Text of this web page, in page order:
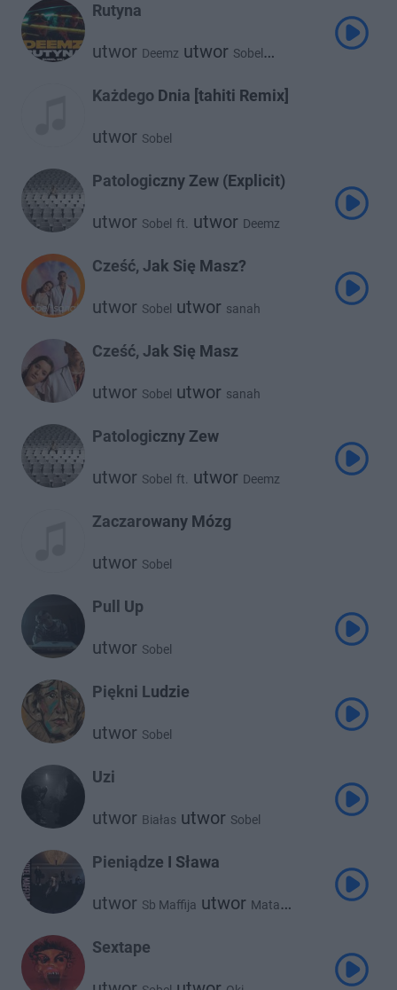
Rutyna
utwor Deemz utwor Sobel
Każdego Dnia [tahiti Remix]
utwor Sobel
Patologiczny Zew (Explicit)
utwor Sobel ft. utwor Deemz
Cześć, Jak Się Masz?
utwor Sobel utwor sanah
Cześć, Jak Się Masz
utwor Sobel utwor sanah
Patologiczny Zew
utwor Sobel ft. utwor Deemz
Zaczarowany Mózg
utwor Sobel
Pull Up
utwor Sobel
Piękni Ludzie
utwor Sobel
Uzi
utwor Białas utwor Sobel
Pieniądze I Sława
utwor Sb Maffija utwor Mata
utwor
Sextape